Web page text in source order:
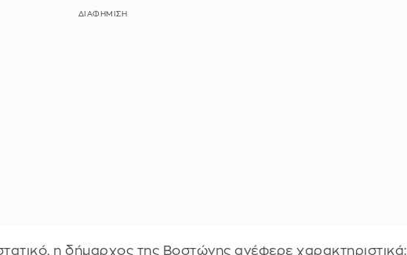
η δήμαρχος της Βοστώνης ανέφερε χαρακτηριστικά: